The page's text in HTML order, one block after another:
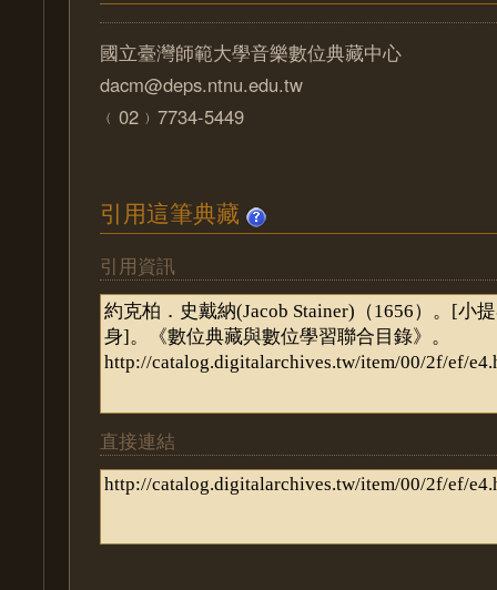
國立臺灣師範大學音樂數位典藏中心
dacm@deps.ntnu.edu.tw
﹙02﹚7734-5449
引用這筆典藏
引用資訊
直接連結